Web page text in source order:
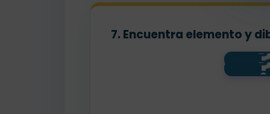
7. Encuentra elemento y